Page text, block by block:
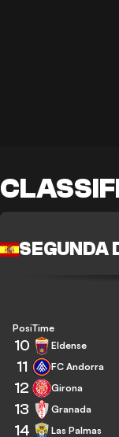
SEGUNDA
Posição
Time
10 Eldense
11 FC Andorra
12 Girona
13 Granada
14 Las Palmas